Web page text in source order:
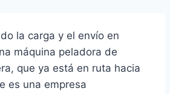
la carga y el envío en
máquina peladora de
que ya está en ruta hacia
es una empresa